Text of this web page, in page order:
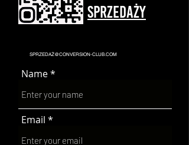
sprzedaży
SPRZEDAŻ@CONVERSION-CLUB.COM
Name
Email